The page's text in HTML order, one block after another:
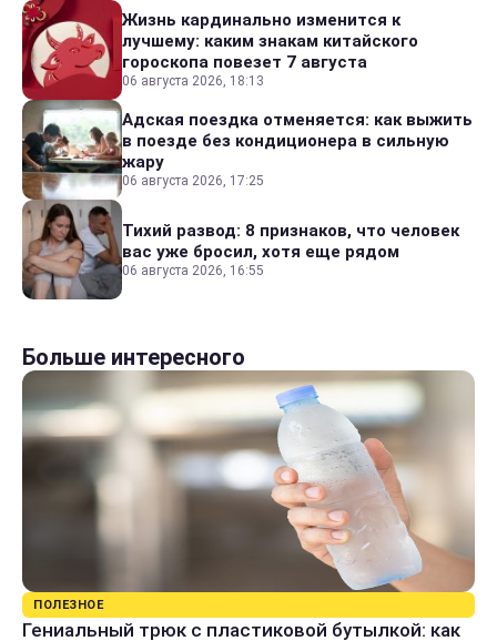
Жизнь кардинально изменится к
лучшему: каким знакам китайского
гороскопа повезет 7 августа
06 августа 2026, 18:13
Адская поездка отменяется: как выжить
в поезде без кондиционера в сильную
жару
06 августа 2026, 17:25
Тихий развод: 8 признаков, что человек
вас уже бросил, хотя еще рядом
06 августа 2026, 16:55
Больше интересного
ПОЛЕЗНОЕ
Гениальный трюк с пластиковой бутылкой: как